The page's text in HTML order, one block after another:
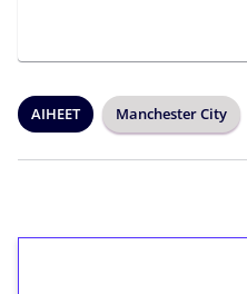
AIHEET Manchester City